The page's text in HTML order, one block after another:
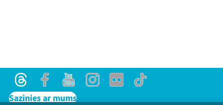
Viņi bija LAMPĀ 2026
ThreadsFacebookYoutubeInstagram
Flick TikTok
Sazinies ar mums